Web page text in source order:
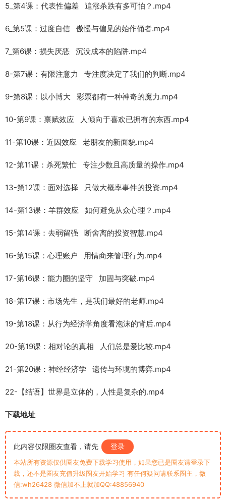
5_第4课：代表性偏差 追涨杀跌有多可怕？.mp4
6_第5课：过度自信 傲慢与偏见的始作俑者.mp4
7_第6课：损失厌恶 沉没成本的陷阱.mp4
8-第7课：有限注意力 专注度决定了我们的判断.mp4
9-第8课：以小博大 彩票都有一种神奇的魔力.mp4
10-第9课：禀赋效应 人倾向于喜欢已拥有的东西.mp4
11-第10课：近因效应 老朋友的新面貌.mp4
12-第11课：杀死繁忙 专注少数且高质量的操作.mp4
13-第12课：面对选择 只做大概率事件的投资.mp4
14-第13课：羊群效应 如何避免从众心理？.mp4
15-第14课：去弱留强 断舍离的投资智慧.mp4
16-第15课：心理账户 用情商来管理行为.mp4
17-第16课：能力圈的坚守 加固与突破.mp4
18-第17课：市场先生，是我们最好的老师.mp4
19-第18课：从行为经济学角度看泡沫的背后.mp4
20-第19课：相对论的真相 人们总是爱比较.mp4
21-第20课：神经经济学 遗传与环境的博弈.mp4
22-【结语】世界是立体的，人性是复杂的.mp4
下载地址
此内容仅限圈友查看，请先 登录
本站所有资源仅供圈友免费下载学习使用，如果您已是圈友请登录下
载，还不是圈友充值升级圈友开始学习 有任何疑问请联系圈主，微
信:wh26428 微信加不上就加QQ:48856940